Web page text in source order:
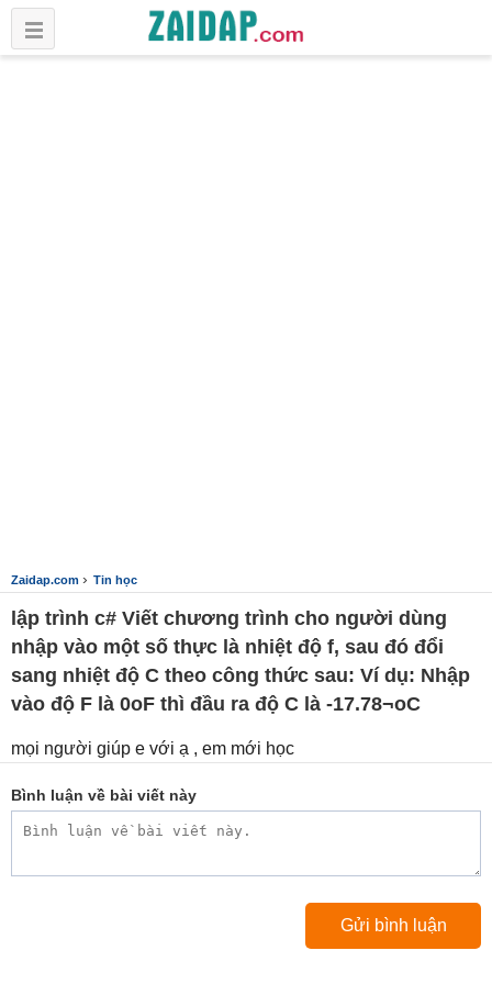
Zaidap.com › Tin học
lập trình c# Viết chương trình cho người dùng
nhập vào một số thực là nhiệt độ f, sau đó đổi
sang nhiệt độ C theo công thức sau: Ví dụ: Nhập
vào độ F là 0oF thì đầu ra độ C là -17.78¬oC
mọi người giúp e với ạ , em mới học
Bình luận về bài viết này